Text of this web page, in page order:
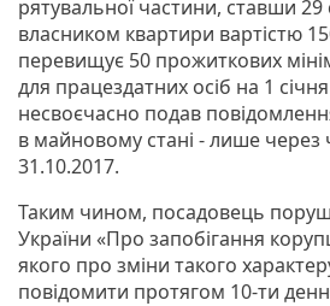
рятувальної частини, ставши
власником квартири вартістю
перевищує 50 прожиткових
для працездатних осіб на 1
несвоєчасно подав
в майновому стані - лише через
31.10.2017.
Таким чином, посадовець
України «Про запобігання
якого про зміни такого
повідомити протягом 10-ти